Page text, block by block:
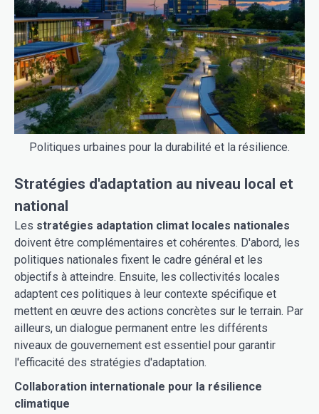
Politiques urbaines pour la durabilité et la résilience.
Stratégies d'adaptation au niveau local et
national
Les stratégies adaptation climat locales nationales
doivent être complémentaires et cohérentes. D'abord, les
politiques nationales fixent le cadre général et les
objectifs à atteindre. Ensuite, les collectivités locales
adaptent ces politiques à leur contexte spécifique et
mettent en œuvre des actions concrètes sur le terrain. Par
ailleurs, un dialogue permanent entre les différents
niveaux de gouvernement est essentiel pour garantir
l'efficacité des stratégies d'adaptation.
Collaboration internationale pour la résilience
climatique